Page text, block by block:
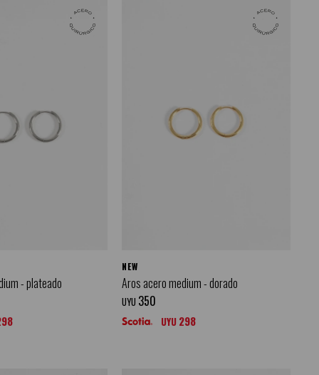
- plateado
NEW
Aros acero medium - dorado
UYU 350
UYU 298